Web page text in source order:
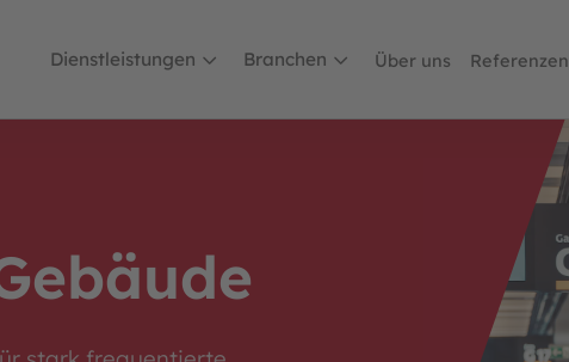
Dienstleistungen Branchen Über uns Referenzen